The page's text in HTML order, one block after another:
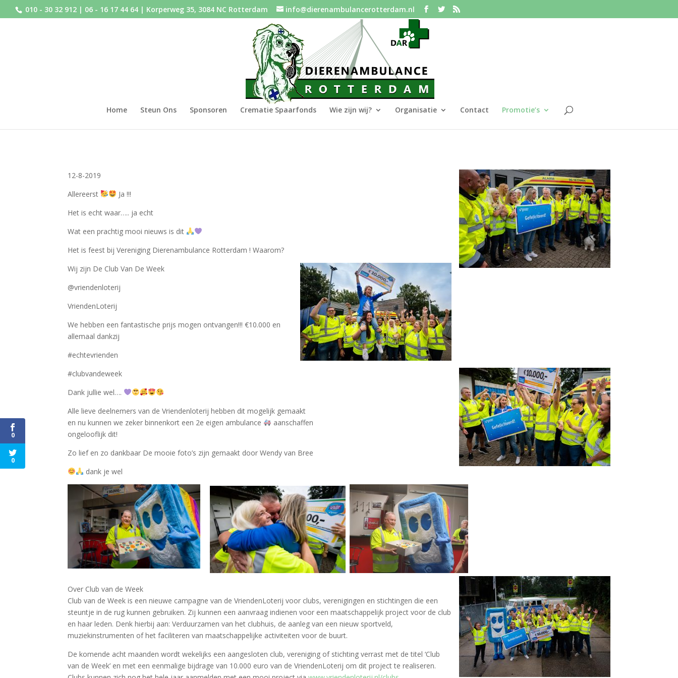
010 - 30 32 912 | 06 - 16 17 44 64 | Korperweg 35, 3084 NC Rotterdam info@dierenambulancerotterdam.nl
Home Steun Ons Sponsoren Crematie Spaarfonds Wie zijn wij? Organisatie Contact Promotie’s
12-8-2019
Allereerst
Ja !!!
Het is echt waar….. ja echt
Wat een prachtig mooi nieuws is dit
Het is feest bij Vereniging Dierenambulance Rotterdam ! Waarom?
Wij zijn De Club Van De Week
@vriendenloterij
VriendenLoterij
We hebben een fantastische prijs mogen ontvangen!!! €10.000 en
allemaal dankzij
#echtevrienden
#clubvandeweek
Dank jullie wel….
Alle lieve deelnemers van de Vriendenloterij hebben dit mogelijk gemaakt
en nu kunnen we zeker binnenkort een 2e eigen ambulance
aanschaffen
ongelooflijk dit!
Zo lief en zo dankbaar De mooie foto’s zijn gemaakt door Wendy van Bree
dank je wel
Over Club van de Week
Club van de Week is een nieuwe campagne van de VriendenLoterij voor clubs, verenigingen en stichtingen die een
steuntje in de rug kunnen gebruiken. Zij kunnen een aanvraag indienen voor een maatschappelijk project voor de club
en haar leden. Denk hierbij aan: Verduurzamen van het clubhuis, de aanleg van een nieuw sportveld,
muziekinstrumenten of het faciliteren van maatschappelijke activiteiten voor de buurt.
De komende acht maanden wordt wekelijks een aangesloten club, vereniging of stichting verrast met de titel ‘Club
van de Week’ en met een eenmalige bijdrage van 10.000 euro van de VriendenLoterij om dit project te realiseren.
0
0